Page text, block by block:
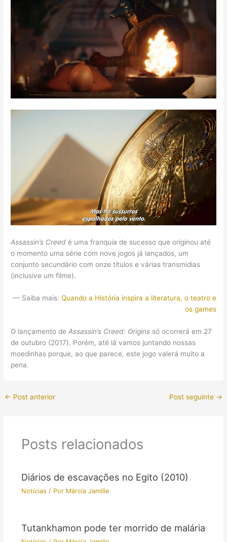
Assassin’s Creed é uma franquia de sucesso que originou até
o momento uma série com nove jogos já lançados, um
conjunto secundário com onze títulos e várias transmidias
(inclusive um filme).
— Saiba mais: Quando a História inspira a literatura, o teatro e
os games
O lançamento de Assassin’s Creed: Origins só ocorrerá em 27
de outubro (2017). Porém, até lá vamos juntando nossas
moedinhas porque, ao que parece, este jogo valerá muito a
pena.
← Post anterior Post seguinte →
Posts relacionados
Diários de escavações no Egito (2010)
Notícias / Por Márcia Jamille
Tutankhamon pode ter morrido de malária